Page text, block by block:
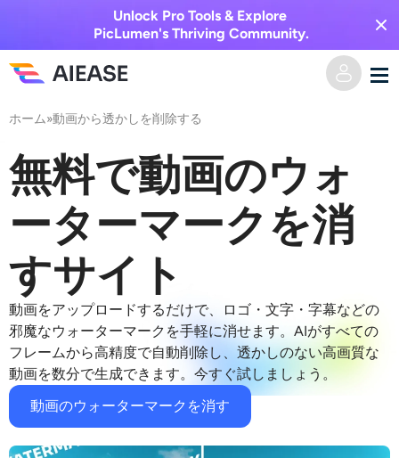
Unlock Pro Tools & Explore
PicLumen's Thriving Community.
ホーム
AI動画
テキストからビデオへ
画像からビデオへ
ビデオエフェクト
AIキスジェネレーター
動画エフェクト
AI画像
画像から画像へ
テキストから画像へ
サポートされている AI モデル
AIツール
写真編集＆クリエイター
プライシング
ホーム»動画から透かしを削除する
無料で動画のウォ
ーターマークを消
すサイト
動画をアップロードするだけで、ロゴ・文字・字幕などの
邪魔なウォーターマークを手軽に消せます。AIがすべての
フレームから高精度で自動削除し、透かしのない高画質な
動画を数分で生成できます。今すぐ試しましょう。
動画のウォーターマークを消す